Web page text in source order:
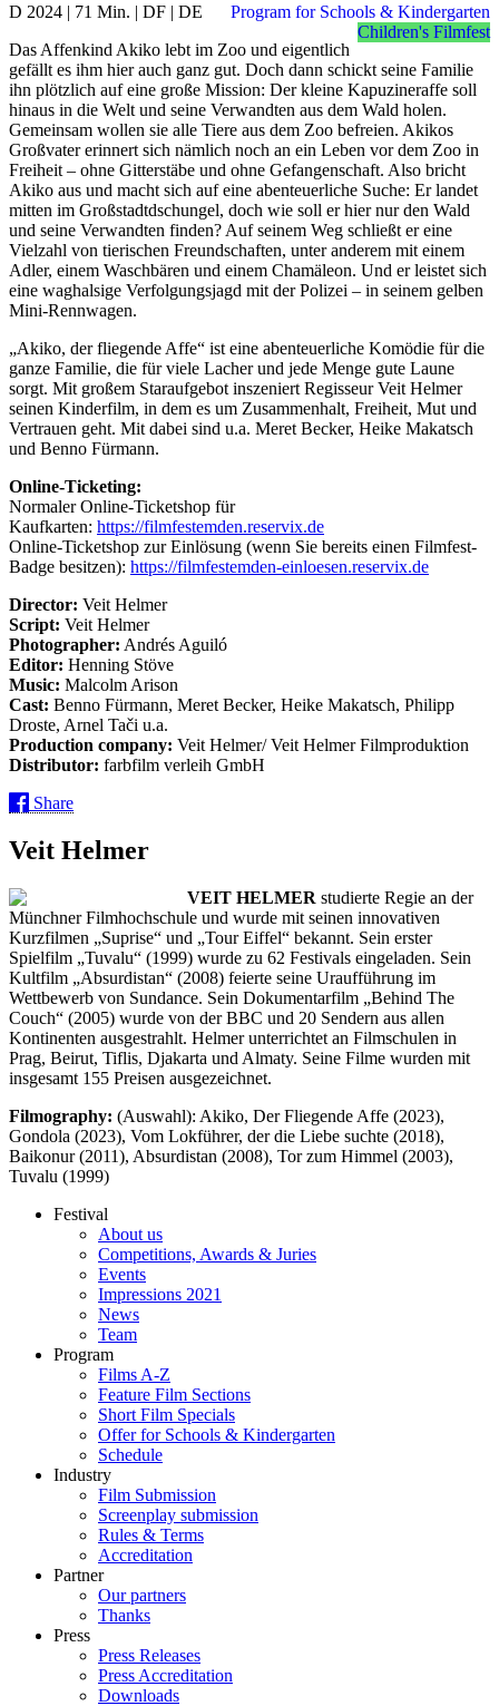
D 2024 | 71 Min. | DF | DE
Program for Schools & Kindergarten
Children's Filmfest
Das Affenkind Akiko lebt im Zoo und eigentlich
gefällt es ihm hier auch ganz gut. Doch dann schickt seine Familie
ihn plötzlich auf eine große Mission: Der kleine Kapuzineraffe soll
hinaus in die Welt und seine Verwandten aus dem Wald holen.
Gemeinsam wollen sie alle Tiere aus dem Zoo befreien. Akikos
Großvater erinnert sich nämlich noch an ein Leben vor dem Zoo in
Freiheit – ohne Gitterstäbe und ohne Gefangenschaft. Also bricht
Akiko aus und macht sich auf eine abenteuerliche Suche: Er landet
mitten im Großstadtdschungel, doch wie soll er hier nur den Wald
und seine Verwandten finden? Auf seinem Weg schließt er eine
Vielzahl von tierischen Freundschaften, unter anderem mit einem
Adler, einem Waschbären und einem Chamäleon. Und er leistet sich
eine waghalsige Verfolgungsjagd mit der Polizei – in seinem gelben
Mini-Rennwagen.
„Akiko, der fliegende Affe“ ist eine abenteuerliche Komödie für die
ganze Familie, die für viele Lacher und jede Menge gute Laune
sorgt. Mit großem Staraufgebot inszeniert Regisseur Veit Helmer
seinen Kinderfilm, in dem es um Zusammenhalt, Freiheit, Mut und
Vertrauen geht. Mit dabei sind u.a. Meret Becker, Heike Makatsch
und Benno Fürmann.
Online-Ticketing:
Normaler Online-Ticketshop für
Kaufkarten: https://filmfestemden.reservix.de
Online-Ticketshop zur Einlösung (wenn Sie bereits einen Filmfest-
Badge besitzen): https://filmfestemden-einloesen.reservix.de
Director: Veit Helmer
Script: Veit Helmer
Photographer: Andrés Aguiló
Editor: Henning Stöve
Music: Malcolm Arison
Cast: Benno Fürmann, Meret Becker, Heike Makatsch, Philipp
Droste, Arnel Tači u.a.
Production company: Veit Helmer/ Veit Helmer Filmproduktion
Distributor: farbfilm verleih GmbH
Share
Veit Helmer
VEIT HELMER studierte Regie an der
Münchner Filmhochschule und wurde mit seinen innovativen
Kurzfilmen „Suprise“ und „Tour Eiffel“ bekannt. Sein erster
Spielfilm „Tuvalu“ (1999) wurde zu 62 Festivals eingeladen. Sein
Kultfilm „Absurdistan“ (2008) feierte seine Uraufführung im
Wettbewerb von Sundance. Sein Dokumentarfilm „Behind The
Couch“ (2005) wurde von der BBC und 20 Sendern aus allen
Kontinenten ausgestrahlt. Helmer unterrichtet an Filmschulen in
Prag, Beirut, Tiflis, Djakarta und Almaty. Seine Filme wurden mit
insgesamt 155 Preisen ausgezeichnet.
Filmography: (Auswahl): Akiko, Der Fliegende Affe (2023),
Gondola (2023), Vom Lokführer, der die Liebe suchte (2018),
Baikonur (2011), Absurdistan (2008), Tor zum Himmel (2003),
Tuvalu (1999)
Festival
About us
Competitions, Awards & Juries
Events
Impressions 2021
News
Team
Program
Films A-Z
Feature Film Sections
Short Film Specials
Offer for Schools & Kindergarten
Schedule
Industry
Film Submission
Screenplay submission
Rules & Terms
Accreditation
Partner
Our partners
Thanks
Press
Press Releases
Press Accreditation
Downloads